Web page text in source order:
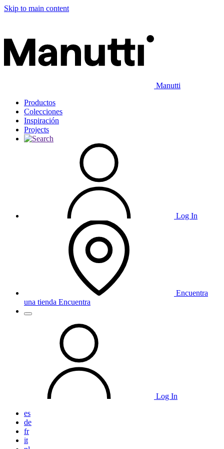
Skip to main content
Manutti
Productos
Colecciones
Inspiración
Projects
Log In
Encuentra
una tienda Encuentra
Log In
es
de
fr
it